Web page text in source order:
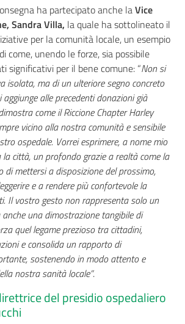
ha partecipato anche laVice
Sandra Villa, la quale ha sottolineato il
per la comunità locale, un esempio
come, unendo le forze, sia possibile
significativi per il bene comune: “Non si
isolata, ma di un ulteriore segno concreto
alle precedenti donazioni già
come il Riccione Chapter Harley
vicino alla nostra comunità e sensibile
ospedale. Vorrei esprimere, a nome mio
città, un profondo grazie a realtà come la
di mettersi a disposizione del prossimo,
e a rendere più confortevole la
Il vostro gesto non rappresenta solo un
una dimostrazione tangibile di
quel legame prezioso tra cittadini,
e consolida un rapporto di
sostenendo in modo attento e
nostra sanità locale”.
del presidio ospedaliero